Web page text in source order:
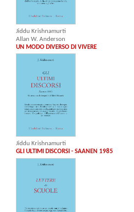
Jiddu Krishnamurti
Allan W. Anderson
UN MODO DIVERSO DI VIVERE
Jiddu Krishnamurti
GLI ULTIMI DISCORSI - SAANEN 1985